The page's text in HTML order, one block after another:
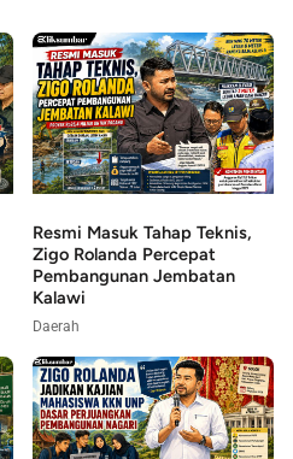
Resmi Masuk Tahap Teknis,
Zigo Rolanda Percepat
Pembangunan Jembatan
Kalawi
Daerah